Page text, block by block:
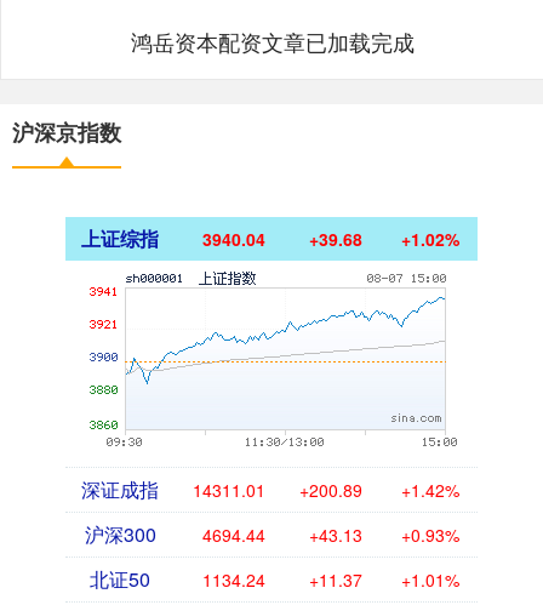
鸿岳资本配资文章已加载完成
沪深京指数
上证综指 3940.04 +39.68 +1.02%
深证成指 14311.01 +200.89 +1.42%
沪深300 4694.44 +43.13 +0.93%
北证50 1134.24 +11.37 +1.01%